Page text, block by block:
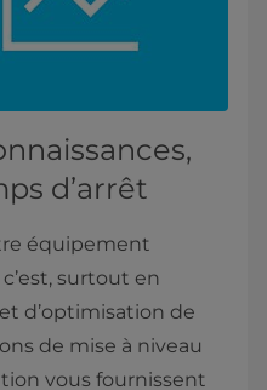
d’arrêt
équipement
surtout en
d’optimisation de
de mise à niveau
vous fournissent